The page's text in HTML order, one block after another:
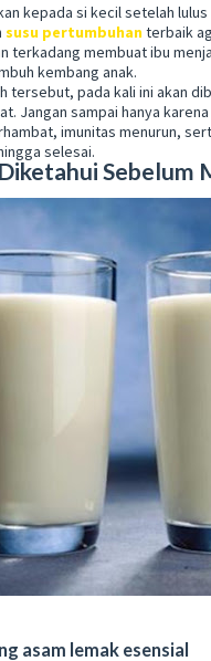
kepada si kecil setelah
susu pertumbuhanterbaik
terkadang membuat ibu
kembang anak.
tersebut, pada kali ini akan
Jangan sampai hanya
imunitas menurun,
selesai.
Sebelum
asam lemak esensial